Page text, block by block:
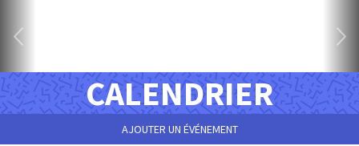
CALENDRIER
AJOUTER UN ÉVÉNEMENT